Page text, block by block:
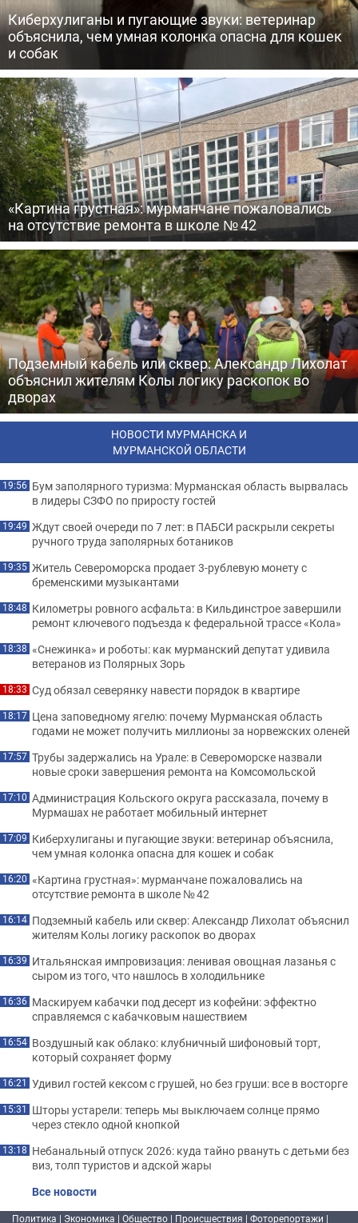
Киберхулиганы и пугающие звуки: ветеринар
объяснила, чем умная колонка опасна для кошек
и собак
«Картина грустная»: мурманчане пожаловались
на отсутствие ремонта в школе № 42
Подземный кабель или сквер: Александр Лихолат
объяснил жителям Колы логику раскопок во
дворах
НОВОСТИ МУРМАНСКА И
МУРМАНСКОЙ ОБЛАСТИ
19:56 Бум заполярного туризма: Мурманская область вырвалась
в лидеры СЗФО по приросту гостей
19:49 Ждут своей очереди по 7 лет: в ПАБСИ раскрыли секреты
ручного труда заполярных ботаников
19:35 Житель Североморска продает 3-рублевую монету с
бременскими музыкантами
18:48 Километры ровного асфальта: в Кильдинстрое завершили
ремонт ключевого подъезда к федеральной трассе «Кола»
18:38 «Снежинка» и роботы: как мурманский депутат удивила
ветеранов из Полярных Зорь
18:33 Суд обязал северянку навести порядок в квартире
18:17 Цена заповедному ягелю: почему Мурманская область
годами не может получить миллионы за норвежских оленей
17:57 Трубы задержались на Урале: в Североморске назвали
новые сроки завершения ремонта на Комсомольской
17:10 Администрация Кольского округа рассказала, почему в
Мурмашах не работает мобильный интернет
17:09 Киберхулиганы и пугающие звуки: ветеринар объяснила,
чем умная колонка опасна для кошек и собак
16:20 «Картина грустная»: мурманчане пожаловались на
отсутствие ремонта в школе № 42
16:14 Подземный кабель или сквер: Александр Лихолат объяснил
жителям Колы логику раскопок во дворах
16:39 Итальянская импровизация: ленивая овощная лазанья с
сыром из того, что нашлось в холодильнике
16:36 Маскируем кабачки под десерт из кофейни: эффектно
справляемся с кабачковым нашествием
16:54 Воздушный как облако: клубничный шифоновый торт,
который сохраняет форму
16:21 Удивил гостей кексом с грушей, но без груши: все в восторге
15:31 Шторы устарели: теперь мы выключаем солнце прямо
через стекло одной кнопкой
13:18 Небанальный отпуск 2026: куда тайно рвануть с детьми без
виз, толп туристов и адской жары
Все новости
Политика | Экономика | Общество | Происшествия | Фоторепортажи |